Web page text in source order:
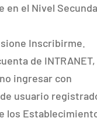
en el Nivel
Inscribirme.
de
ingresar con
usuario
los